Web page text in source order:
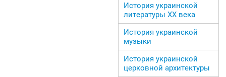
История украинской
литературы ХХ века
История украинской
музыки
История украинской
церковной архитектуры